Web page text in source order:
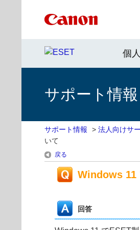
個
サポート情
サポート情報 > 法人向けサ
いて
戻る
Windows 11
回答